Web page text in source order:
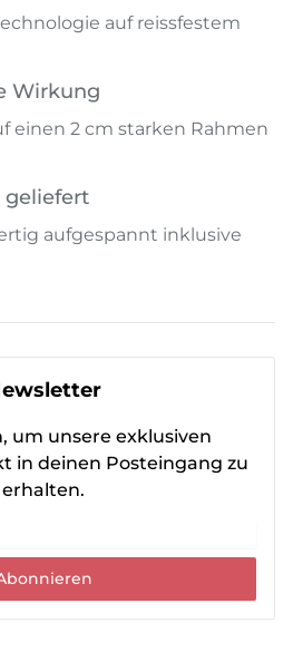
auf reissfestem
Wirkung
einen 2 cm starken Rahmen
geliefert
aufgespannt inklusive
um unsere exklusiven
in deinen Posteingang zu
erhalten.